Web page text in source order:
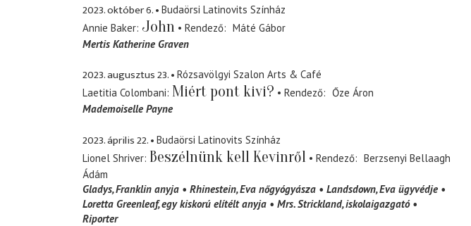
2023. október 6.
Budaörsi Latinovits Színház
Annie Baker John Rendező
Máté Gábor
Mertis Katherine Graven
2023. augusztus 23.
Rózsavölgyi Szalon Arts & Café
Laetitia Colombani Miért pont kivi? Rendező
Őze Áron
Mademoiselle Payne
2023. április 22.
Budaörsi Latinovits Színház
Lionel Shriver Beszélnünk kell Kevinről Rendező
Berzsenyi Bellaagh
Ádám
Gladys Franklin anyja Rhinestein Eva nőgyógyásza Landsdown Eva ügyvédje
Loretta Greenleaf egy kiskorú elítélt anyja Mrs. Strickland iskolaigazgató
Riporter